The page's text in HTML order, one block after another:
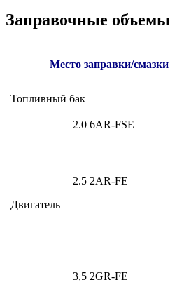
Заправочные
Место заправки/смазки
Топливный бак
Двигатель
2.0 6AR-FSE
2.5 2AR-FE
3,5 2GR-FE